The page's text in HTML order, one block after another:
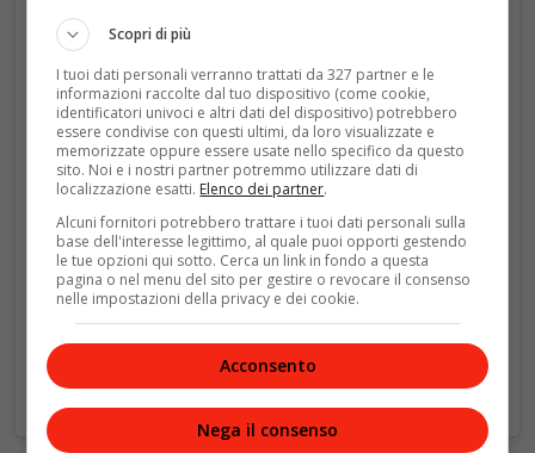
Visualizza questo post su Instagram
Scopri di più
I tuoi dati personali verranno trattati da 327 partner e le
informazioni raccolte dal tuo dispositivo (come cookie,
identificatori univoci e altri dati del dispositivo) potrebbero
essere condivise con questi ultimi, da loro visualizzate e
memorizzate oppure essere usate nello specifico da questo
sito. Noi e i nostri partner potremmo utilizzare dati di
localizzazione esatti. Elenco dei partner.
Alcuni fornitori potrebbero trattare i tuoi dati personali sulla
base dell'interesse legittimo, al quale puoi opporti gestendo
le tue opzioni qui sotto. Cerca un link in fondo a questa
pagina o nel menu del sito per gestire o revocare il consenso
nelle impostazioni della privacy e dei cookie.
Acconsento
Nega il consenso